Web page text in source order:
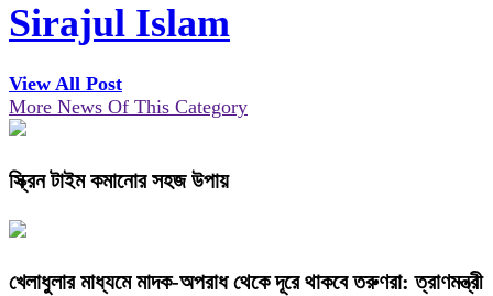
Sirajul Islam
View All Post
More News Of This Category
স্ক্রিন টাইম কমানোর সহজ উপায়
খেলাধুলার মাধ্যমে মাদক-অপরাধ থেকে দূরে থাকবে তরুণরা: ত্রাণমন্ত্রী